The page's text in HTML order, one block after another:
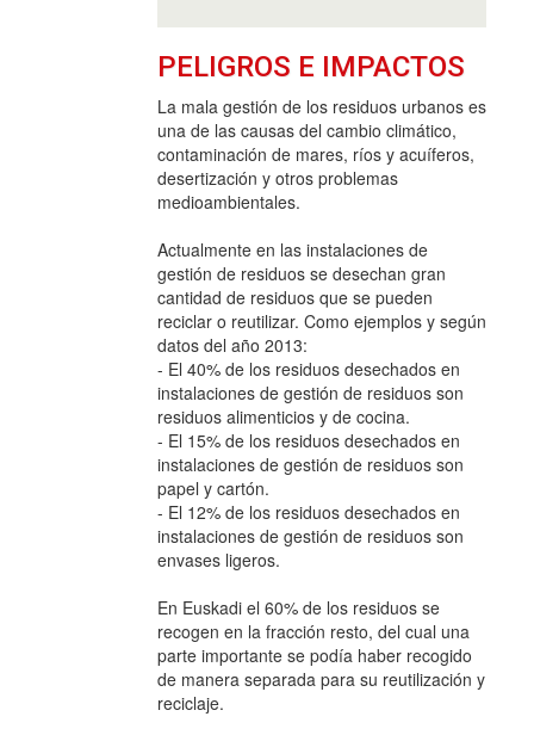
PELIGROS E IMPACTOS
La mala gestión de los residuos urbanos es
una de las causas del cambio climático,
contaminación de mares, ríos y acuíferos,
desertización y otros problemas
medioambientales.
Actualmente en las instalaciones de
gestión de residuos se desechan gran
cantidad de residuos que se pueden
reciclar o reutilizar. Como ejemplos y según
datos del año 2013:
- El 40% de los residuos desechados en
instalaciones de gestión de residuos son
residuos alimenticios y de cocina.
- El 15% de los residuos desechados en
instalaciones de gestión de residuos son
papel y cartón.
- El 12% de los residuos desechados en
instalaciones de gestión de residuos son
envases ligeros.
En Euskadi el 60% de los residuos se
recogen en la fracción resto, del cual una
parte importante se podía haber recogido
de manera separada para su reutilización y
reciclaje.